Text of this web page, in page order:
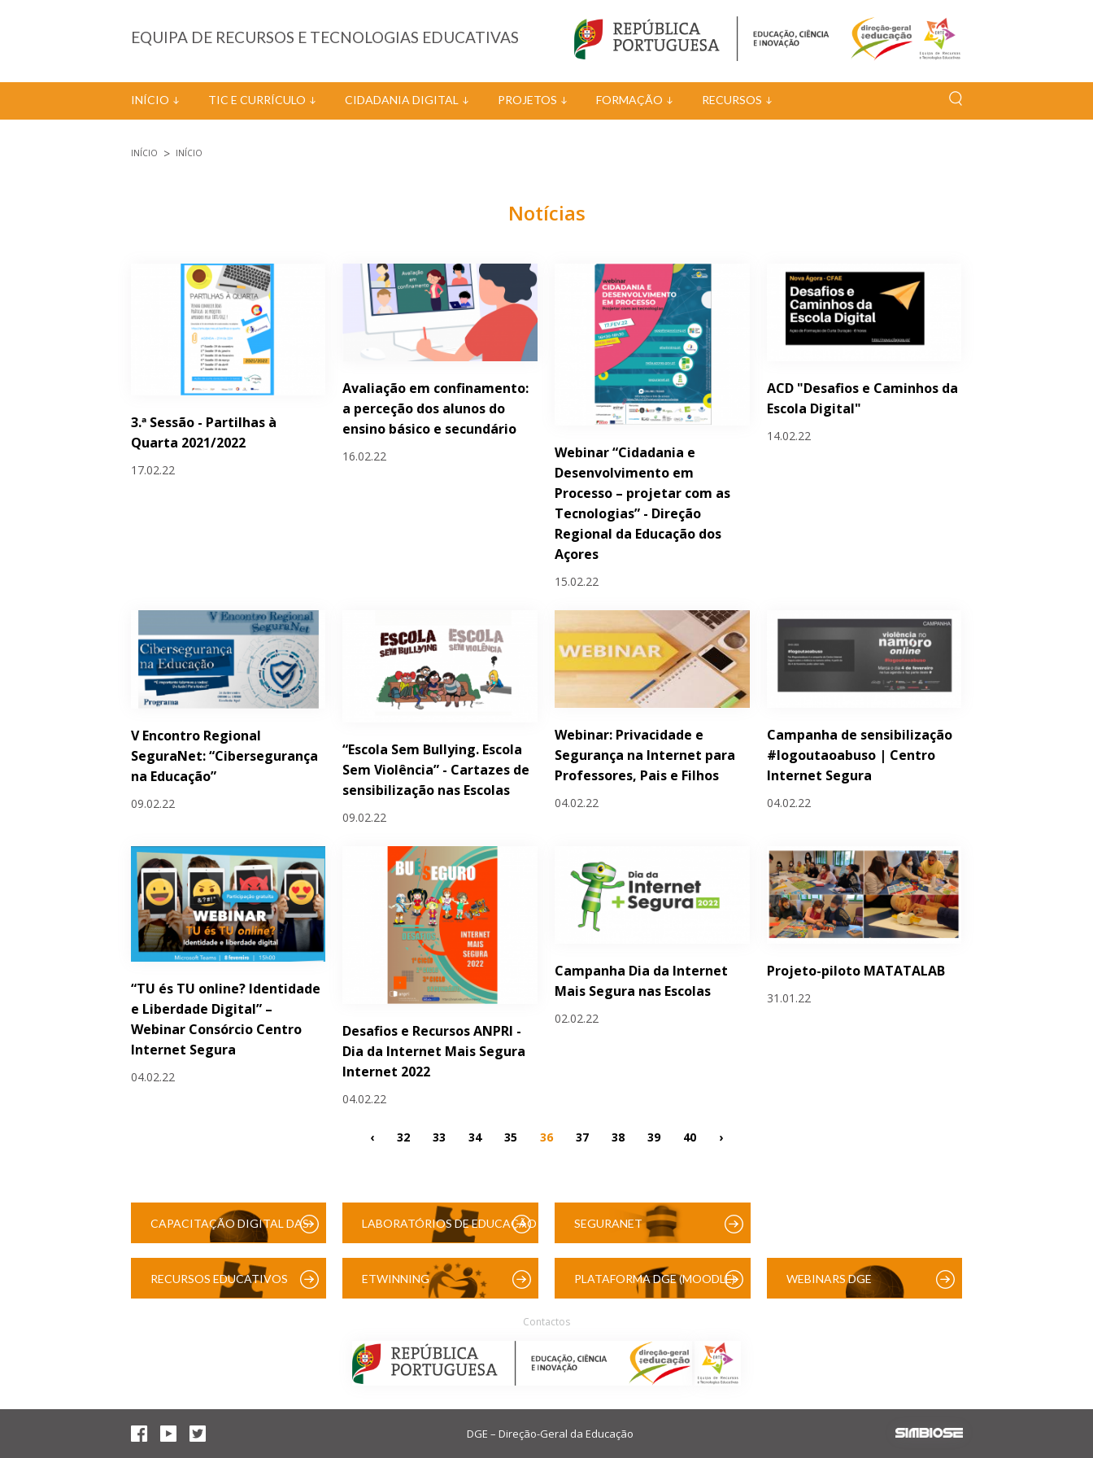
EQUIPA DE RECURSOS E TECNOLOGIAS EDUCATIVAS
INÍCIO TIC E CURRÍCULO CIDADANIA DIGITAL PROJETOS FORMAÇÃO RECURSOS
INÍCIO INÍCIO
Notícias
3.ª Sessão - Partilhas à
Quarta 2021/2022
17.02.22
Avaliação em confinamento:
a perceção dos alunos do
ensino básico e secundário
16.02.22
Webinar “Cidadania e
Desenvolvimento em
Processo – projetar com as
Tecnologias” - Direção
Regional da Educação dos
Açores
15.02.22
ACD "Desafios e Caminhos da
Escola Digital"
14.02.22
V Encontro Regional
SeguraNet: “Cibersegurança
na Educação”
09.02.22
“Escola Sem Bullying. Escola
Sem Violência” - Cartazes de
sensibilização nas Escolas
09.02.22
Webinar: Privacidade e
Segurança na Internet para
Professores, Pais e Filhos
04.02.22
Campanha de sensibilização
#logoutaoabuso | Centro
Internet Segura
04.02.22
“TU és TU online? Identidade
e Liberdade Digital” –
Webinar Consórcio Centro
Internet Segura
04.02.22
Desafios e Recursos ANPRI -
Dia da Internet Mais Segura
Internet 2022
04.02.22
Campanha Dia da Internet
Mais Segura nas Escolas
02.02.22
Projeto-piloto MATATALAB
31.01.22
Páginas
‹ 32 33 34 35 36 37 38 39 40 ›
CAPACITAÇÃO DIGITAL DAS LABORATÓRIOS DE EDUCAÇÃO SEGURANET
RECURSOS EDUCATIVOS ETWINNING PLATAFORMA DGE (MOODLE) WEBINARS DGE
Contactos
DGE – Direção-Geral da Educação